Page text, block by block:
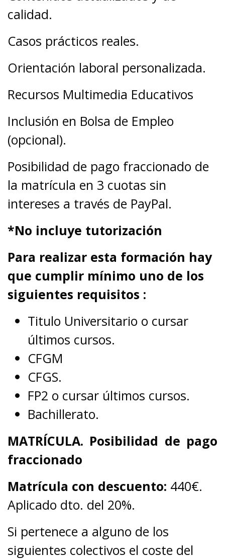
calidad.
Casos prácticos reales.
Orientación laboral personalizada.
Recursos Multimedia Educativos
Inclusión en Bolsa de Empleo
(opcional).
Posibilidad de pago fraccionado de
la matrícula en 3 cuotas sin
intereses a través de PayPal.
*No incluye tutorización
Para realizar esta formación hay
que cumplir mínimo uno de los
siguientes requisitos :
Titulo Universitario o cursar
últimos cursos.
CFGM
CFGS.
FP2 o cursar últimos cursos.
Bachillerato.
MATRÍCULA. Posibilidad de pago
fraccionado
Matrícula con descuento: 440€.
Aplicado dto. del 20%.
Si pertenece a alguno de los
siguientes colectivos el coste del